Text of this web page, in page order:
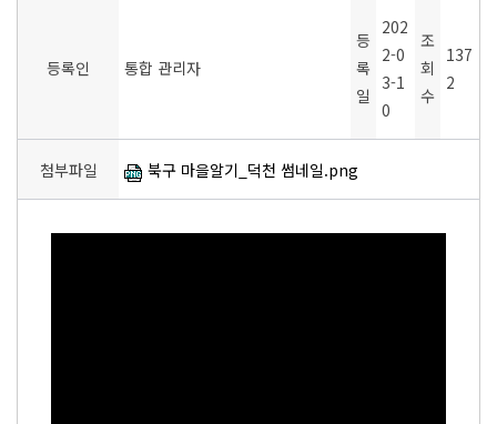
등록인 통합 관리자
등
록
일
202
2-0
3-1
0
조
회
수
137
2
첨부파일 북구 마을알기_덕천 썸네일.png